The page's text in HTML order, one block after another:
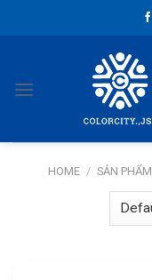
HOME / SẢN PHẨM